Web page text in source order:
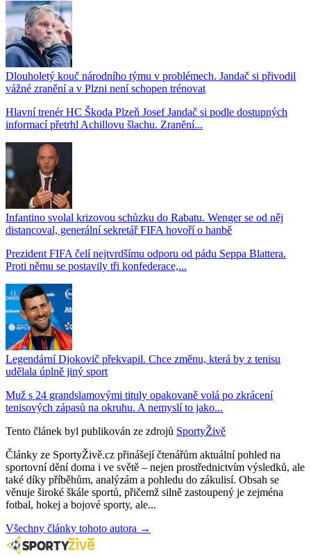
Dlouholetý kouč národního týmu v problémech. Jandač si přivodil
vážné zranění a v Plzni není schopen trénovat
Hlavní trenér HC Škoda Plzeň Josef Jandač si podle dostupných
informací přetrhl Achillovu šlachu. Zranění...
Infantino svolal krizovou schůzku do Rabatu. Wenger se od něj
distancoval, generální sekretář FIFA hovoří o hanbě
Prezident FIFA čelí nejtvrdšímu odporu od pádu Seppa Blattera.
Proti němu se postavily tři konfederace,...
Legendární Djokovič překvapil. Chce změnu, která by z tenisu
udělala úplně jiný sport
Muž s 24 grandslamovými tituly opakovaně volá po zkrácení
tenisových zápasů na okruhu. A nemyslí to jako...
Tento článek byl publikován ze zdrojů SportyŽivě
Články ze SportyŽivě.cz přinášejí čtenářům aktuální pohled na
sportovní dění doma i ve světě – nejen prostřednictvím výsledků, ale
také díky příběhům, analýzám a pohledu do zákulisí. Obsah se
věnuje široké škále sportů, přičemž silně zastoupený je zejména
fotbal, hokej a bojové sporty, ale...
Všechny články tohoto autora →